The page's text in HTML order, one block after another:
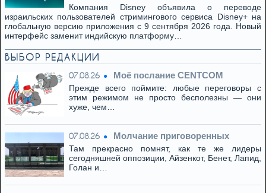
Компания Disney объявила о переводе
израильских пользователей стримингового сервиса Disney+ на
глобальную версию приложения с 9 сентября 2026 года. Новый
интерфейс заменит индийскую платформу…
ВЫБОР РЕДАКЦИИ
07.08.26 Моё послание CENTCOM
Прежде всего поймите: любые переговоры с
этим режимом не просто бесполезны — они
хуже, чем…
07.08.26 Молчание приговоренных
Там прекрасно помнят, как те же лидеры
сегодняшней оппозиции, Айзенкот, Бенет, Лапид,
Голан и…